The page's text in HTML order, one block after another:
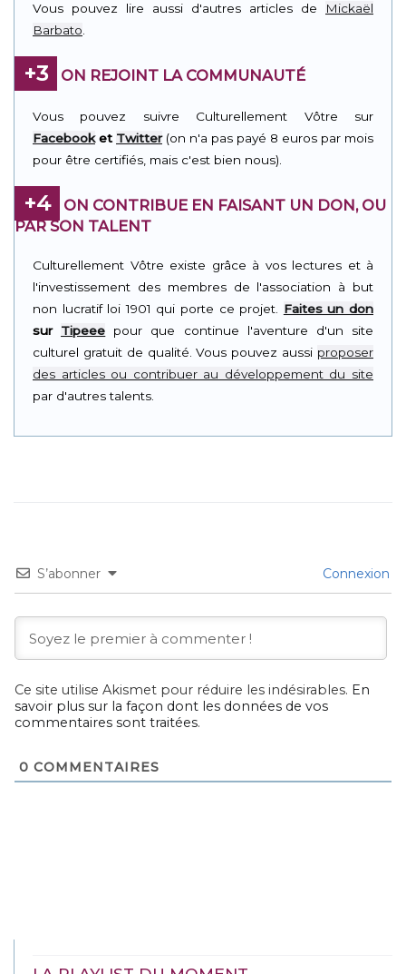
Vous pouvez lire aussi d'autres articles de
Mickaël
Barbato.
+3 ON REJOINT LA COMMUNAUTÉ
Vous pouvez suivre Culturellement Vôtre sur
Facebooket Twitter(on n'a pas payé 8 euros par mois
pour être certifiés, mais c'est bien nous).
+4
ON CONTRIBUE EN FAISANT UN DON, OU
PAR SON TALENT
Culturellement Vôtre existe grâce à vos lectures et à
l'investissement des membres de l'association à but
non lucratif loi 1901 qui porte ce projet. Faites un don
sur Tipeee pour que continue l'aventure d'un site
culturel gratuit de qualité. Vous pouvez aussi proposer
des articles ou contribuer au développement du site
par d'autres talents.
S’abonner Connexion
Ce site utilise Akismet pour réduire les indésirables. En
savoir plus sur la façon dont les données de vos
commentaires sont traitées.
0 COMMENTAIRES